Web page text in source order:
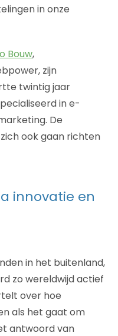
in onze
Bouw,
zijn
twintig jaar
in e-
De
ook gaan richten
innovatie en
in het buitenland,
zo wereldwijd actief
over hoe
als het gaat om
antwoord van